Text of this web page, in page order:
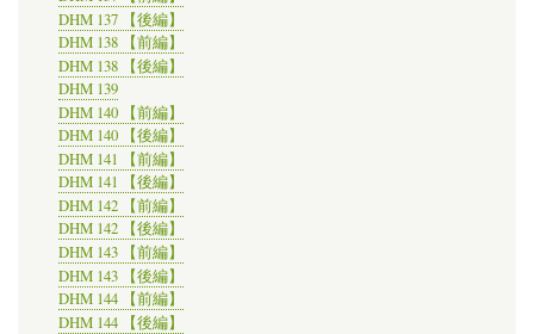
DHM 137 【後編】
DHM 138 【前編】
DHM 138 【後編】
DHM 139
DHM 140 【前編】
DHM 140 【後編】
DHM 141 【前編】
DHM 141 【後編】
DHM 142 【前編】
DHM 142 【後編】
DHM 143 【前編】
DHM 143 【後編】
DHM 144 【前編】
DHM 144 【後編】